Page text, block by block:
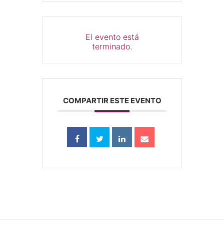
El evento está
terminado.
COMPARTIR ESTE EVENTO